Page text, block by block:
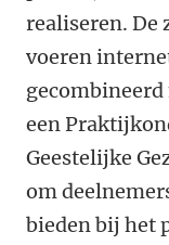
realiseren. De
voeren
een
Geestelijke
om
bieden bij het